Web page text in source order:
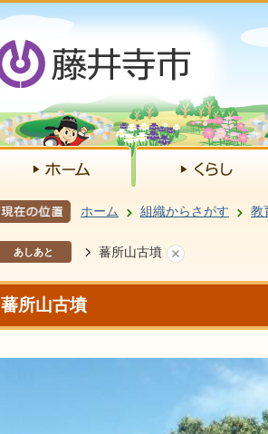
ホーム 組織からさがす 教
あしあと 蕃所山古墳
蕃所山古墳